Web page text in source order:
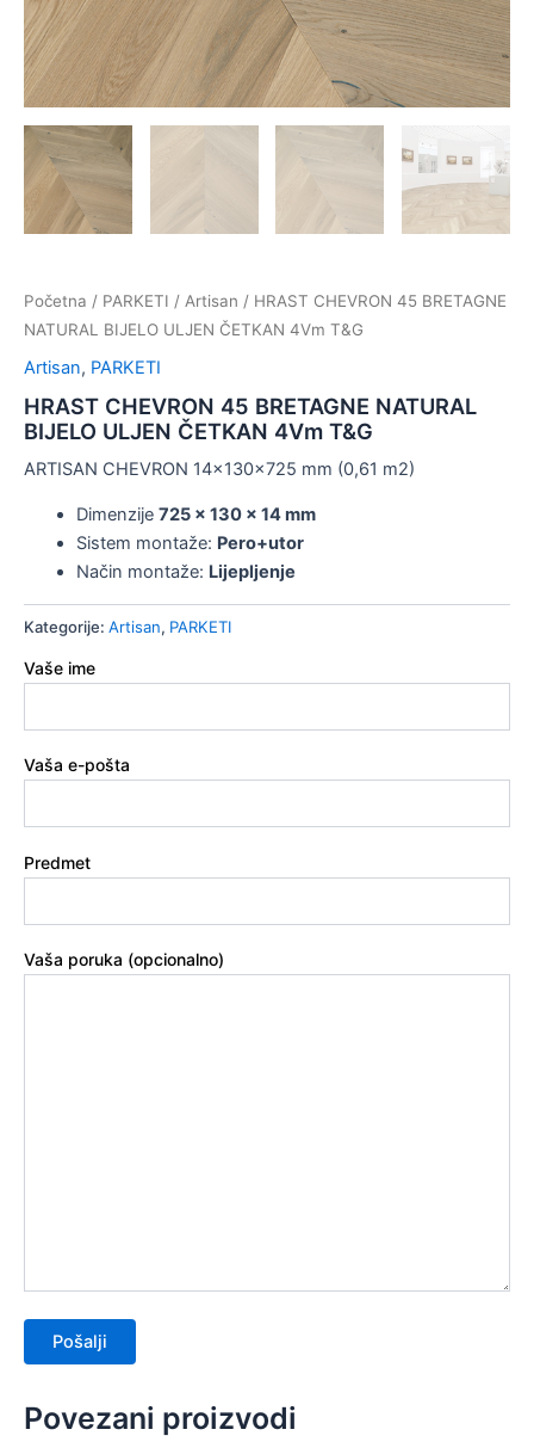
Početna / PARKETI / Artisan / HRAST CHEVRON 45 BRETAGNE
NATURAL BIJELO ULJEN ČETKAN 4Vm T&G
Artisan, PARKETI
HRAST CHEVRON 45 BRETAGNE NATURAL
BIJELO ULJEN ČETKAN 4Vm T&G
ARTISAN CHEVRON 14x130x725 mm (0,61 m2)
Dimenzije 725 x 130 x 14 mm
Sistem montaže: Pero+utor
Način montaže: Lijepljenje
Kategorije: Artisan, PARKETI
Vaše ime
Vaša e-pošta
Predmet
Vaša poruka (opcionalno)
Povezani proizvodi